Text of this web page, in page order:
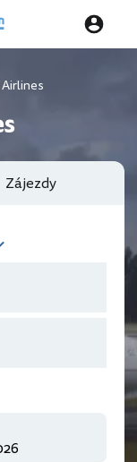
Airlines
Zájezdy